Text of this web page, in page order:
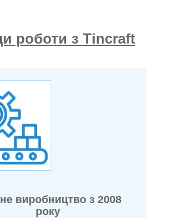
роботи з Tincraft
виробництво з 2008
року